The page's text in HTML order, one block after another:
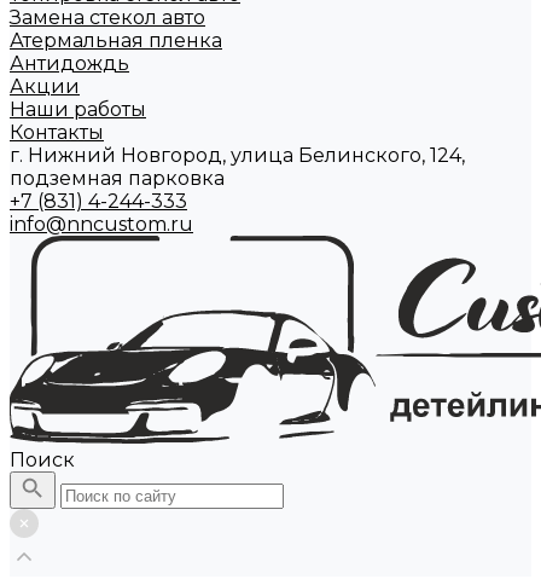
Замена стекол авто
Атермальная пленка
Антидождь
Акции
Наши работы
Контакты
г. Нижний Новгород, улица Белинского, 124,
подземная парковка
+7 (831) 4-244-333
info@nncustom.ru
Поиск